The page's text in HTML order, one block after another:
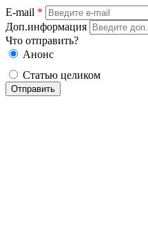
E-mail *
Доп.информация
Что отправить?
Анонс
Статью целиком